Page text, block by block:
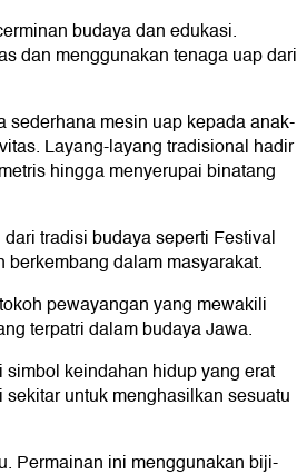
budaya dan edukasi.
dan menggunakan tenaga uap dari
mesin uap kepada anak-
Layang-layang tradisional hadir
hingga menyerupai binatang
tradisi budaya seperti Festival
dalam masyarakat.
pewayangan yang mewakili
terpatri dalam budaya Jawa.
keindahan hidup yang erat
untuk menghasilkan sesuatu
Permainan ini menggunakan biji-